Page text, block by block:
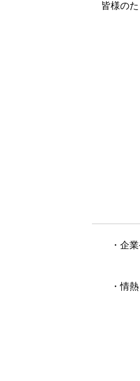
皆様の
・企
・情